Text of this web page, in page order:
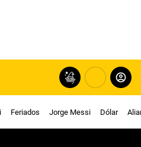
Feriados Jorge Messi Dólar